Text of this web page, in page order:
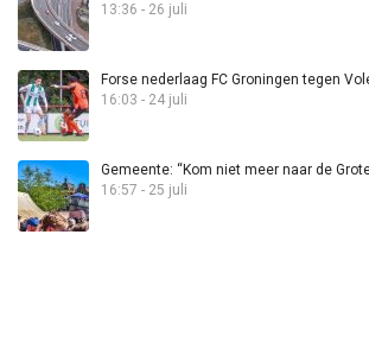
13:36 - 26 juli
Forse nederlaag FC Groningen tegen
16:03 - 24 juli
Gemeente: “Kom niet meer naar de
16:57 - 25 juli